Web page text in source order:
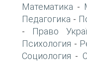
Математика -
Педагогика -
- Право
Психология -
Социология -